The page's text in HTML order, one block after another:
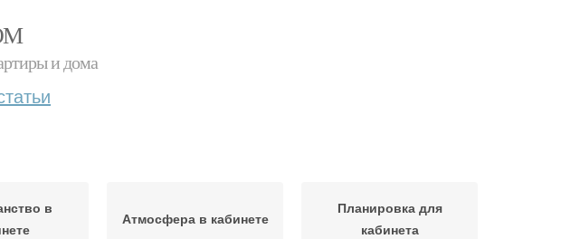
и дома
в
Атмосфера в кабинете
Планировка для
кабинета